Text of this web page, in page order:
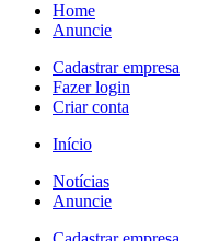
Home
Anuncie
Cadastrar empresa
Fazer login
Criar conta
Início
Notícias
Anuncie